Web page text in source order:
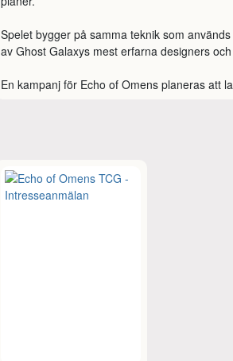
Spelet bygger på samma teknik som
av Ghost Galaxys mest erfarna designers
En kampanj för Echo of Omens planeras att